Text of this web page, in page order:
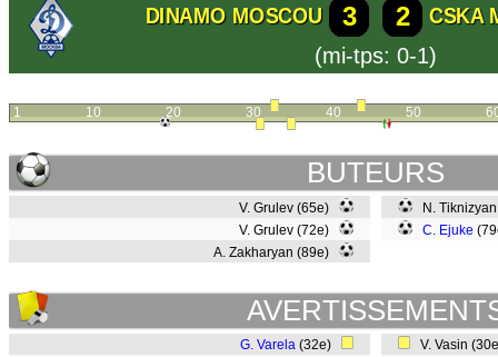
DINAMO MOSCOU 3 2
CSKA
(mi-tps: 0-1)
1 10 20 30 40 50
BUTEURS
V. Grulev (65e)
V. Grulev (72e)
A. Zakharyan (89e)
N.
C. Ejuke
G. Varela (32e)
V. Vasin